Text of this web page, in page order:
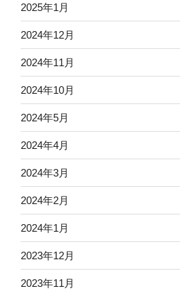
2025年1月
2024年12月
2024年11月
2024年10月
2024年5月
2024年4月
2024年3月
2024年2月
2024年1月
2023年12月
2023年11月